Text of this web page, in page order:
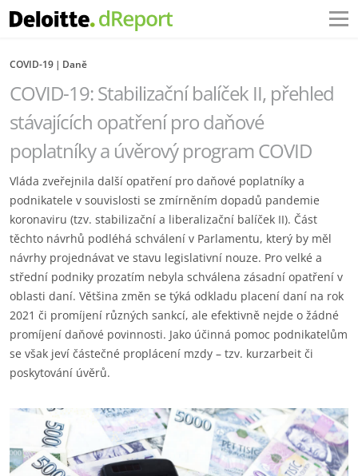
COVID-19 Daně
COVID-19: Stabilizační balíček II, přehled
stávajících opatření pro daňové
poplatníky a úvěrový program COVID
Vláda zveřejnila další opatření pro daňové poplatníky a
podnikatele v souvislosti se zmírněním dopadů pandemie
koronaviru (tzv. stabilizační a liberalizační balíček II). Část
těchto návrhů podléhá schválení v Parlamentu, který by měl
návrhy projednávat ve stavu legislativní nouze. Pro velké a
střední podniky prozatím nebyla schválena zásadní opatření v
oblasti daní. Většina změn se týká odkladu placení daní na rok
2021 či promíjení různých sankcí, ale efektivně nejde o žádné
promíjení daňové povinnosti. Jako účinná pomoc podnikatelům
se však jeví částečné proplácení mzdy – tzv. kurzarbeit či
poskytování úvěrů.